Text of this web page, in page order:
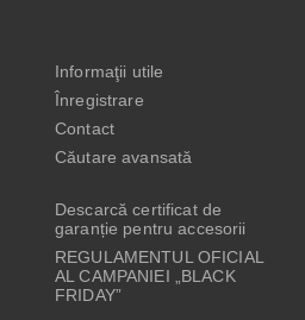
Informaţii utile
Înregistrare
Contact
Căutare avansată
Descarcă certificat de
garanție pentru accesorii
REGULAMENTUL OFICIAL
AL CAMPANIEI „BLACK
FRIDAY”